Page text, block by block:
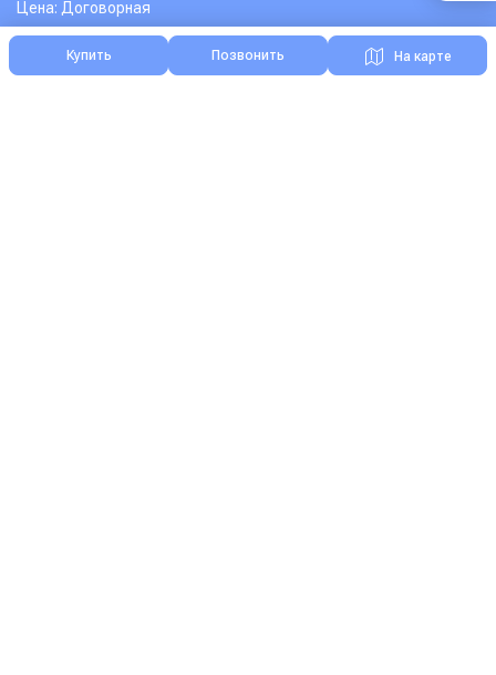
Цена: Договорная
Купить Позвонить На карте